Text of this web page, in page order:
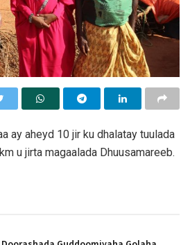
ay aheyd 10 jir ku dhalatay tuulada
u jirta magaalada Dhuusamareeb.